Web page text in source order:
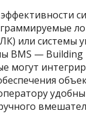
или системы
BMS —
могут